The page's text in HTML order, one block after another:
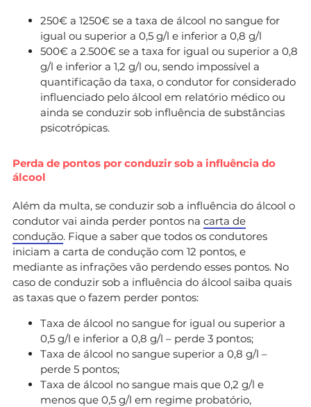
250€ a 1250€ se a taxa de álcool no sangue for
igual ou superior a 0,5 g/l e inferior a 0,8 g/l
500€ a 2.500€ se a taxa for igual ou superior a 0,8
g/l e inferior a 1,2 g/l ou, sendo impossível a
quantificação da taxa, o condutor for considerado
influenciado pelo álcool em relatório médico ou
ainda se conduzir sob influência de substâncias
psicotrópicas.
Perda de pontos por conduzir sob a influência do
álcool
Além da multa, se conduzir sob a influência do álcool o
condutor vai ainda perder pontos na carta de
condução. Fique a saber que todos os condutores
iniciam a carta de condução com 12 pontos, e
mediante as infrações vão perdendo esses pontos. No
caso de conduzir sob a influência do álcool saiba quais
as taxas que o fazem perder pontos:
Taxa de álcool no sangue for igual ou superior a
0,5 g/l e inferior a 0,8 g/l – perde 3 pontos;
Taxa de álcool no sangue superior a 0,8 g/l –
perde 5 pontos;
Taxa de álcool no sangue mais que 0,2 g/l e
menos que 0,5 g/l em regime probatório,